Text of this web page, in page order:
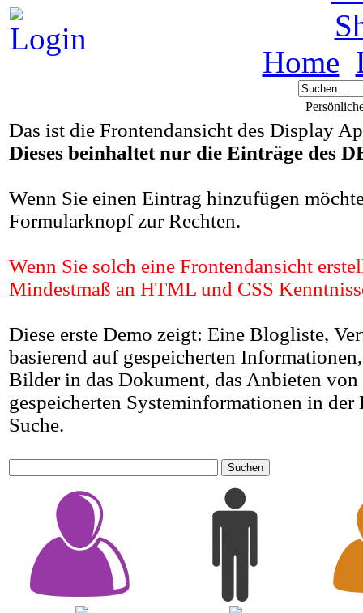
Home
Das ist die Frontendansicht des Display
Dieses beinhaltet nur die Einträge des
Wenn Sie einen Eintrag hinzufügen
Formularknopf zur Rechten.
Wenn Sie solch eine Frontendansicht
Mindestmaß an HTML und CSS
Diese erste Demo zeigt: Eine Blogliste,
basierend auf gespeicherten
Bilder in das Dokument, das Anbieten
gespeicherten Systeminformationen in
Suche.
Suchen